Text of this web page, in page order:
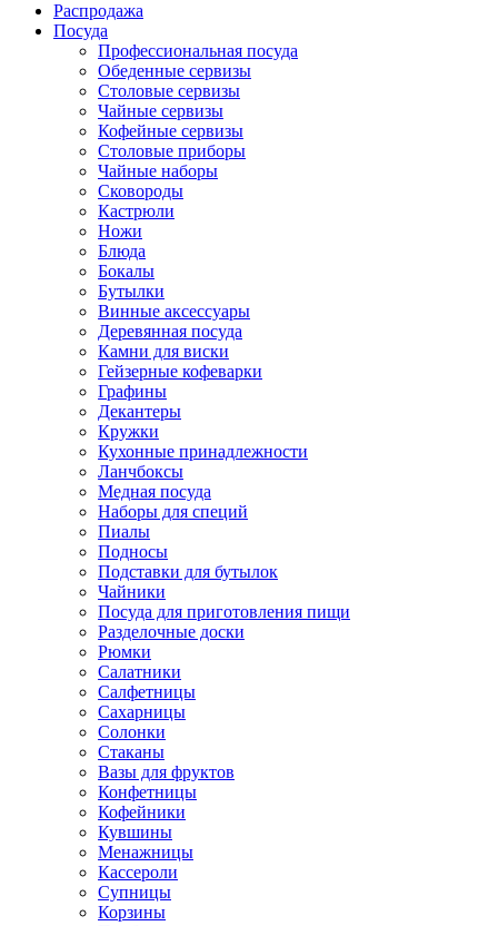
Распродажа
Посуда
Профессиональная посуда
Обеденные сервизы
Столовые сервизы
Чайные сервизы
Кофейные сервизы
Столовые приборы
Чайные наборы
Сковороды
Кастрюли
Ножи
Блюда
Бокалы
Бутылки
Винные аксессуары
Деревянная посуда
Камни для виски
Гейзерные кофеварки
Графины
Декантеры
Кружки
Кухонные принадлежности
Ланчбоксы
Медная посуда
Наборы для специй
Пиалы
Подносы
Подставки для бутылок
Чайники
Посуда для приготовления пищи
Разделочные доски
Рюмки
Салатники
Салфетницы
Сахарницы
Солонки
Стаканы
Вазы для фруктов
Конфетницы
Кофейники
Кувшины
Менажницы
Кассероли
Супницы
Корзины